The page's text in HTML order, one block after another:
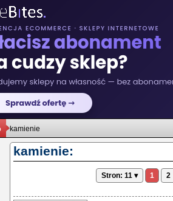
kamienie
kamienie:
Stron: 11 ▾ 1 2